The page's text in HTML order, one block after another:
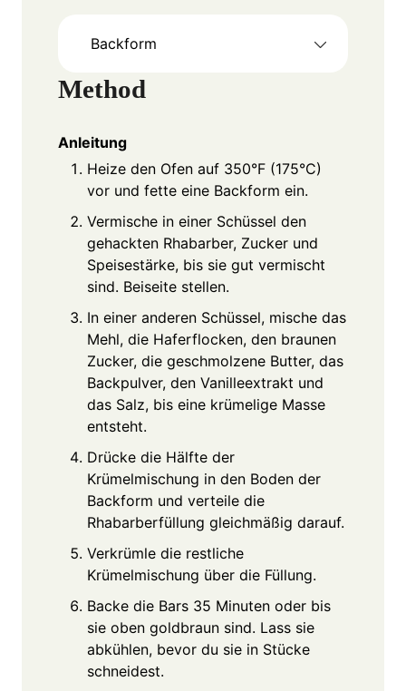
Backform
Method
Anleitung
Heize den Ofen auf 350°F (175°C)
vor und fette eine Backform ein.
Vermische in einer Schüssel den
gehackten Rhabarber, Zucker und
Speisestärke, bis sie gut vermischt
sind. Beiseite stellen.
In einer anderen Schüssel, mische das
Mehl, die Haferflocken, den braunen
Zucker, die geschmolzene Butter, das
Backpulver, den Vanilleextrakt und
das Salz, bis eine krümelige Masse
entsteht.
Drücke die Hälfte der
Krümelmischung in den Boden der
Backform und verteile die
Rhabarberfüllung gleichmäßig darauf.
Verkrümle die restliche
Krümelmischung über die Füllung.
Backe die Bars 35 Minuten oder bis
sie oben goldbraun sind. Lass sie
abkühlen, bevor du sie in Stücke
schneidest.